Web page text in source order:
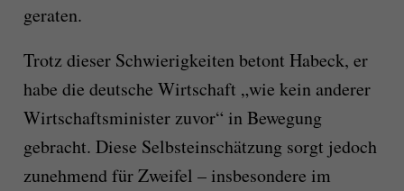
geraten.
Trotz dieser Schwierigkeiten betont Habeck, er
habe die deutsche Wirtschaft „wie kein anderer
Wirtschaftsminister zuvor“ in Bewegung
gebracht. Diese Selbsteinschätzung sorgt jedoch
zunehmend für Zweifel – insbesondere im